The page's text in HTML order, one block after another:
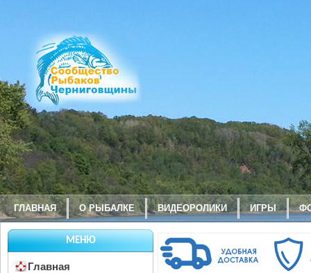
ГЛАВНАЯ О РЫБАЛКЕ ВИДЕОРОЛИКИ ИГРЫ
МЕНЮ
Главная